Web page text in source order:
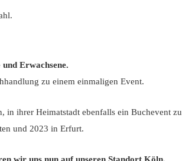
Erwachsene.
zu einem einmaligen Event.
in ihrer Heimatstadt ebenfalls ein Buchevent zu
und 2023 in Erfurt.